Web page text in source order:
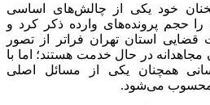
خود یکی از چالش‌های اساسی
حجم پرونده‌های وارده ذکر کرد و
استان تهران فراتر از تصور
در حال خدمت هستند؛ اما با
همچنان یکی از مسائل اصلی
محسوب می‌شود.